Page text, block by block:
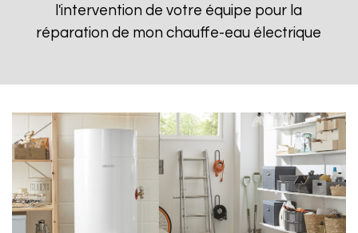
l'intervention de votre équipe pour la
réparation de mon chauffe-eau électrique